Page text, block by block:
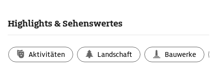
bizarren Felsformationen und schier nie enden wollenden
Neisseland die östlichste deutsche Ferienregion. Städte wie
Bad Muskau und Görlitz sind ganzjährig einen Besuch wert.
Highlights & Sehenswertes
Aktivitäten Landschaft Bauwerke